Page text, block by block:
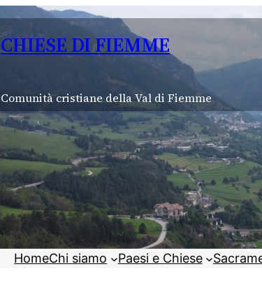
CHIESE DI FIEMME
Comunità cristiane della Val di Fiemme
HomeChi siamo Paesi e Chiese